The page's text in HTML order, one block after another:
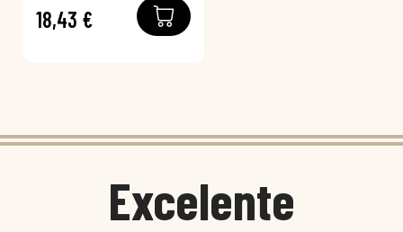
18,43 €
Excelente